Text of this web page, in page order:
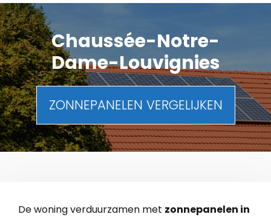
Chaussée-Notre-
Dame-Louvignies
ZONNEPANELEN VERGELIJKEN
De woning verduurzamen met zonnepanelen in